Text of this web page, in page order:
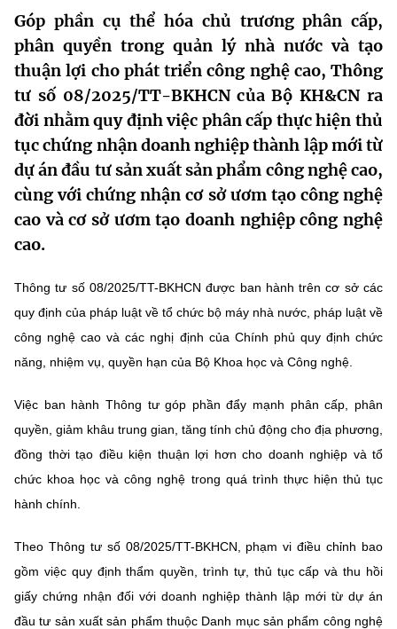
Cơ cấu tổ chức
Lịch sử phát triển
Sở Khoa học và Công nghệ
Khoa học và Công nghệ
Đổi mới sáng tạo
Chuyển đổi số
Bưu chính, Viễn thông
Sở hữu trí tuệ
Năng lượng nguyên tử
Dịch vụ công
Hệ thống văn bản
Văn bản QPPL
Văn bản chỉ đạo điều hành
Lấy ý kiến người dân về dự thảo VBQPPL
MST IOFFICE
THỐNG KÊ
Khoa học và Công nghệ
Đổi mới sáng tạo
Chuyển đổi số
Bưu chính, Viễn thông
Tiêu chuẩn, đo lường, chất lượng
Năng lượng nguyên tử
Multimedia
THƯ ĐIỆN TỬ
Khác
Videos
Infographic
Ảnh
Voice
Nhiệm vụ trọng tâm
Vietnamese English
Góp phần cụ thể hóa chủ trương phân cấp,
phân quyền trong quản lý nhà nước và tạo
thuận lợi cho phát triển công nghệ cao, Thông
tư số 08/2025/TT-BKHCN của Bộ KH&CN ra
đời nhằm quy định việc phân cấp thực hiện thủ
tục chứng nhận doanh nghiệp thành lập mới từ
dự án đầu tư sản xuất sản phẩm công nghệ cao,
cùng với chứng nhận cơ sở ươm tạo công nghệ
cao và cơ sở ươm tạo doanh nghiệp công nghệ
cao.
Thông tư số 08/2025/TT-BKHCN được ban hành trên cơ sở các
quy định của pháp luật về tổ chức bộ máy nhà nước, pháp luật về
công nghệ cao và các nghị định của Chính phủ quy định chức
năng, nhiệm vụ, quyền hạn của Bộ Khoa học và Công nghệ.
Việc ban hành Thông tư góp phần đẩy mạnh phân cấp, phân
quyền, giảm khâu trung gian, tăng tính chủ động cho địa phương,
đồng thời tạo điều kiện thuận lợi hơn cho doanh nghiệp và tổ
chức khoa học và công nghệ trong quá trình thực hiện thủ tục
hành chính.
Theo Thông tư số 08/2025/TT-BKHCN, phạm vi điều chỉnh bao
gồm việc quy định thẩm quyền, trình tự, thủ tục cấp và thu hồi
giấy chứng nhận đối với doanh nghiệp thành lập mới từ dự án
đầu tư sản xuất sản phẩm thuộc Danh mục sản phẩm công nghệ